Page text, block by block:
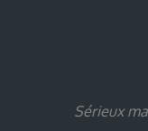
Sérieux